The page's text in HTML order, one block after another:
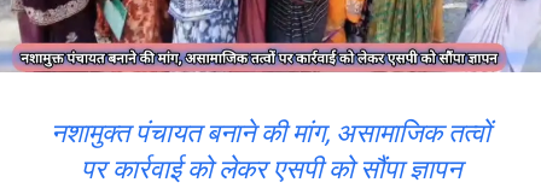
नशामुक्त पंचायत बनाने की मांग, असामाजिक तत्वों
पर कार्रवाई को लेकर एसपी को सौंपा ज्ञापन